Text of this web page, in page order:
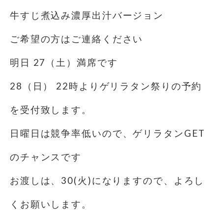
牛すじ煮込み濃厚出汁バージョン
ご希望の方はご連絡ください
明日 27（土）満席です
28（日） 22時よりゲリラタン祭りの予約
を受付致します。
日曜日は競争率低いので、ゲリラタンGET
のチャンスです
お渡しは、30(火)になりますので、よろし
くお願いします。